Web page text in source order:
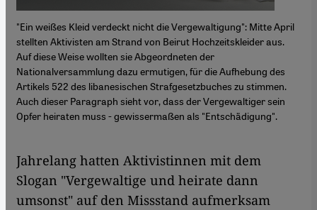
"Ein weißes Kleid verdeckt nicht die Vergewaltigung": Mitte April
stellten Aktivisten am Strand von Beirut Hochzeitskleider aus.
Auf diese Weise wollten sie Abgeordneten der
Nationalversammlung dazu ermutigen, für die Aufhebung des
Artikels 522 des libanesischen Strafgesetzbuches zu stimmen.
Auch dieser Paragraph sieht vor, dass der Vergewaltiger sein
Opfer heiraten muss - gewissermaßen als "Entschädigung".
Jahrelang hatten Aktivistinnen mit dem
Slogan "Vergewaltige und heirate dann
umsonst" auf den Missstand aufmerksam